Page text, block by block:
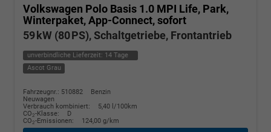
Volkswagen Polo Basis 1.0 MPI Life, Park,
Winterpaket, App-Connect, sofort
59 kW (80 PS), Schaltgetriebe, Frontantrieb
unverbindliche Lieferzeit: 14 Tage
Ascot Grau
Fahrzeugnr.: 510882
Benzin
Neuwagen
Verbrauch kombiniert:
5,40 l/100km
CO2-Klasse:
D
CO2-Emissionen: 124,00 g/km